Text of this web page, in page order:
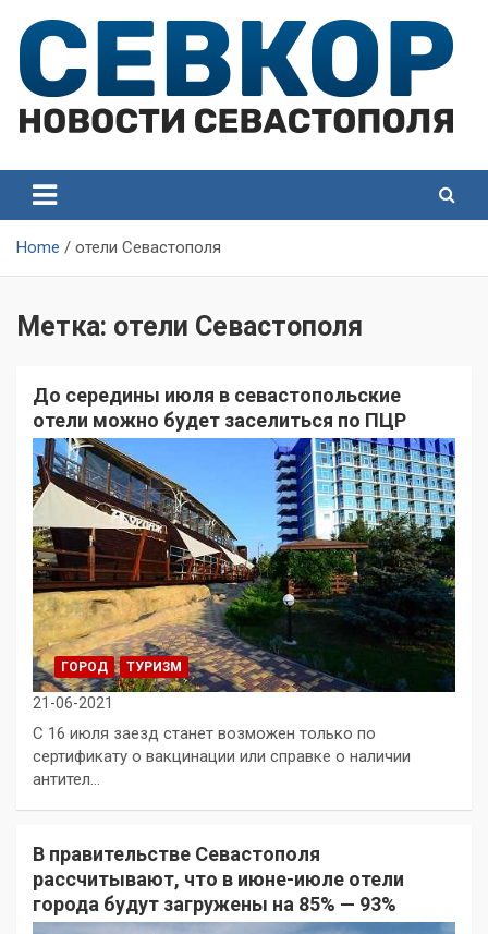
content
Севастополя
Севастополя
Home отели Севастополя
Метка: отели Севастополя
До середины июля в севастопольские
отели можно будет заселиться по ПЦР
ГОРОД ТУРИЗМ
21-06-2021
С 16 июля заезд станет возможен только по
сертификату о вакцинации или справке о наличии
антител…
В правительстве Севастополя
рассчитывают, что в июне-июле отели
города будут загружены на 85% — 93%